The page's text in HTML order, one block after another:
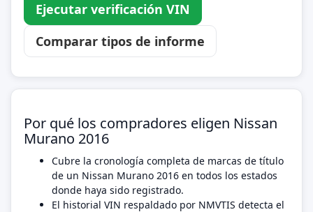
Ejecutar verificación VIN
Comparar tipos de informe
Por qué los compradores eligen Nissan
Murano 2016
Cubre la cronología completa de marcas de título
de un Nissan Murano 2016 en todos los estados
donde haya sido registrado.
El historial VIN respaldado por NMVTIS detecta el